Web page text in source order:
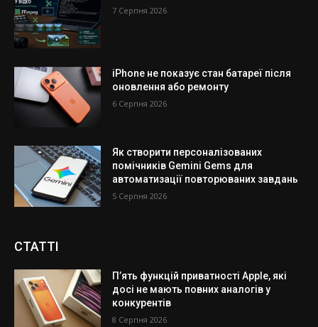
7 Серпня 2026
iPhone не показує стан батареї після
оновлення або ремонту
6 Серпня 2026
Як створити персоналізованих
помічників Gemini Gems для
автоматизації повторюваних завдань
5 Серпня 2026
СТАТТІ
П’ять функцій приватності Apple, які
досі не мають повних аналогів у
конкурентів
8 Серпня 2026